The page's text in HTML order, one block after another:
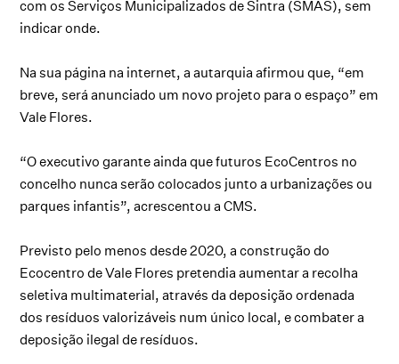
com os Serviços Municipalizados de Sintra (SMAS), sem
indicar onde.
Na sua página na internet, a autarquia afirmou que, “em
breve, será anunciado um novo projeto para o espaço” em
Vale Flores.
“O executivo garante ainda que futuros EcoCentros no
concelho nunca serão colocados junto a urbanizações ou
parques infantis”, acrescentou a CMS.
Previsto pelo menos desde 2020, a construção do
Ecocentro de Vale Flores pretendia aumentar a recolha
seletiva multimaterial, através da deposição ordenada
dos resíduos valorizáveis num único local, e combater a
deposição ilegal de resíduos.